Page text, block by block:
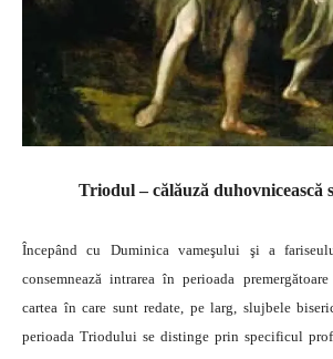
Triodul – călăuză duhovnicească
Începând cu Duminica vameşului şi a
consemnează intrarea în perioada
cartea în care sunt redate, pe larg, slujbele
perioada Triodului se distinge prin specificul